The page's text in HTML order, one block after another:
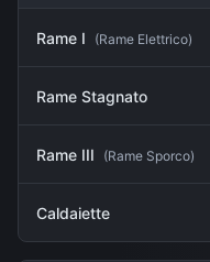
Rame I (Rame Elettrico)
Rame Stagnato
Rame III (Rame Sporco)
Caldaiette